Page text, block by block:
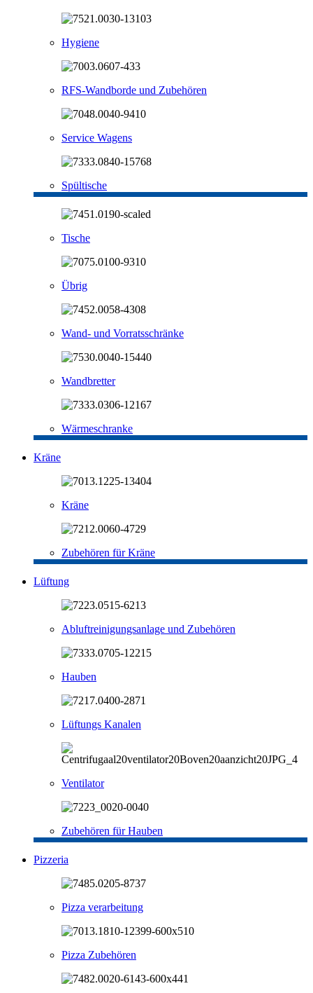
Hygiene
RFS-Wandborde und Zubehören
Service Wagens
Spültische
Tische
Übrig
Wand- und Vorratsschränke
Wandbretter
Wärmeschranke
Kräne
Kräne
Zubehören für Kräne
Lüftung
Abluftreinigungsanlage und Zubehören
Hauben
Lüftungs Kanalen
Ventilator
Zubehören für Hauben
Pizzeria
Pizza verarbeitung
Pizza Zubehören